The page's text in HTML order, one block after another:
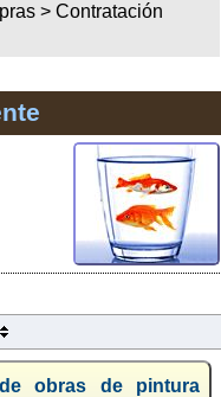
>Contratación
obras de pintura